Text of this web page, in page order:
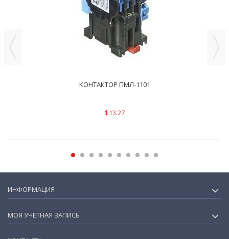
КОНТАКТОР ПМЛ-1101
$13.27
ИНФОРМАЦИЯ
МОЯ УЧЕТНАЯ ЗАПИСЬ